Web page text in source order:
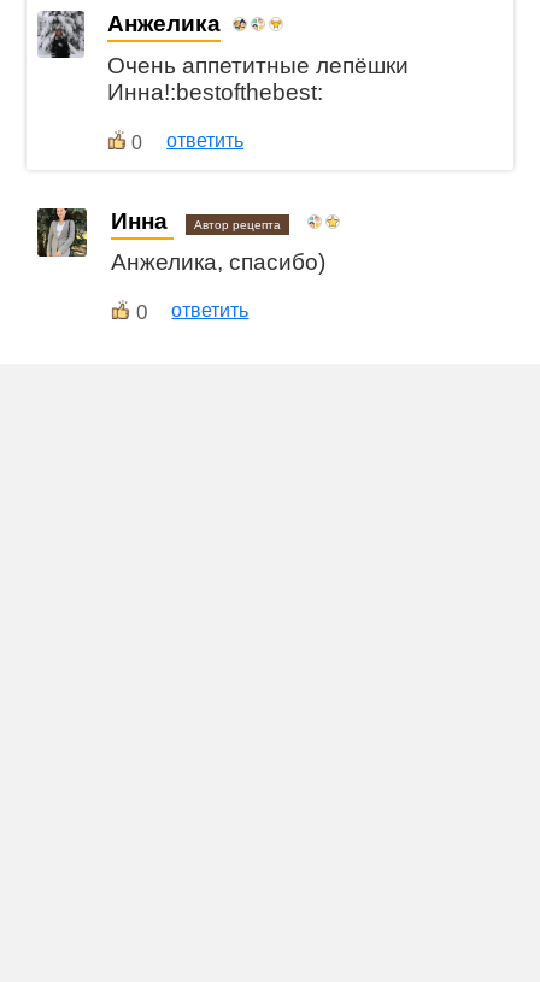
Анжелика
Очень аппетитные лепёшки
Инна!:bestofthebest:
0 ответить
Инна Автор рецепта
Анжелика, спасибо)
0 ответить